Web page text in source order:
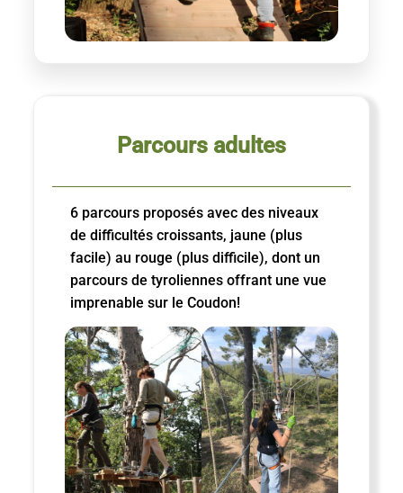
Parcours adultes
6 parcours proposés avec des niveaux
de difficultés croissants, jaune (plus
facile) au rouge (plus difficile), dont un
parcours de tyroliennes offrant une vue
imprenable sur le Coudon!